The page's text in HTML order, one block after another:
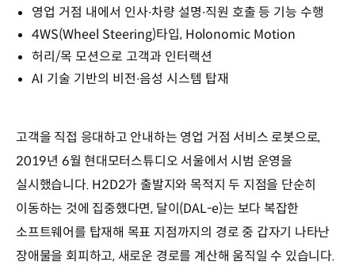
영업 거점 내에서 인사∙차량 설명∙직원 호출 등 기능 수행
4WS(Wheel Steering)타입, Holonomic Motion
허리/목 모션으로 고객과 인터랙션
AI 기술 기반의 비전∙음성 시스템 탑재
고객을 직접 응대하고 안내하는 영업 거점 서비스 로봇으로,
2019년 6월 현대모터스튜디오 서울에서 시범 운영을
실시했습니다. H2D2가 출발지와 목적지 두 지점을 단순히
이동하는 것에 집중했다면, 달이(DAL-e)는 보다 복잡한
소프트웨어를 탑재해 목표 지점까지의 경로 중 갑자기 나타난
장애물을 회피하고, 새로운 경로를 계산해 움직일 수 있습니다.